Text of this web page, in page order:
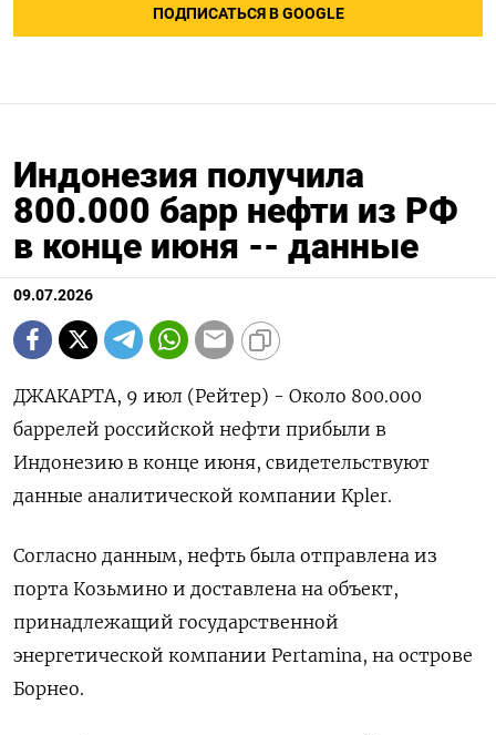
ПОДПИСАТЬСЯ В GOOGLE
Индонезия получила
800.000 барр нефти из РФ
в конце июня -- данные
09.07.2026
ДЖАКАРТА, 9 июл (Рейтер) - Около 800.000
баррелей российской нефти ‌прибыли в
Индонезию в конце июня, ​свидетельствуют ​
данные аналитической компании ​Kpler.
Согласно данным, ⁠нефть ‌была отправлена ‌из
порта Козьмино и доставлена на ​объект,
принадлежащий ‌государственной
энергетической компании ​Pertamina, на острове
‌Борнео.